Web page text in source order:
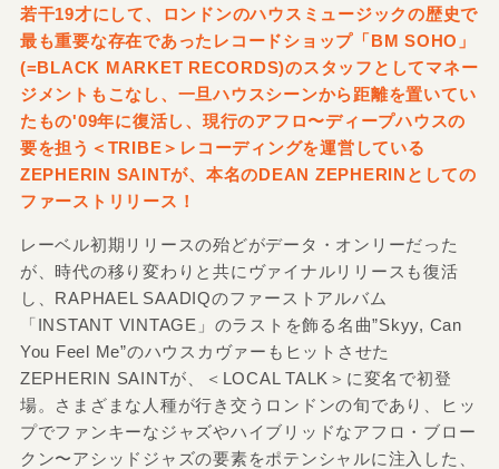
若干19才にして、ロンドンのハウスミュージックの歴史で
最も重要な存在であったレコードショップ「BM SOHO」
(=BLACK MARKET RECORDS)のスタッフとしてマネー
ジメントもこなし、一旦ハウスシーンから距離を置いてい
たもの'09年に復活し、現行のアフロ〜ディープハウスの
要を担う＜TRIBE＞レコーディングを運営している
ZEPHERIN SAINTが、本名のDEAN ZEPHERINとしての
ファーストリリース！
レーベル初期リリースの殆どがデータ・オンリーだった
が、時代の移り変わりと共にヴァイナルリリースも復活
し、RAPHAEL SAADIQのファーストアルバム
「INSTANT VINTAGE」のラストを飾る名曲”Skyy, Can
You Feel Me”のハウスカヴァーもヒットさせた
ZEPHERIN SAINTが、＜LOCAL TALK＞に変名で初登
場。さまざまな人種が行き交うロンドンの旬であり、ヒッ
プでファンキーなジャズやハイブリッドなアフロ・ブロー
クン〜アシッドジャズの要素をポテンシャルに注入した、